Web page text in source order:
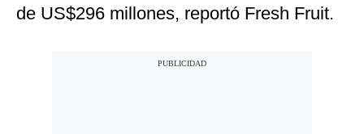
de US$296 millones, reportó Fresh Fruit.